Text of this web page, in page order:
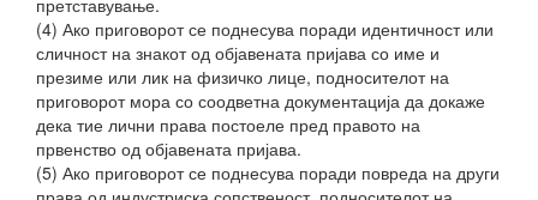
претставување.
(4) Ако приговорот се поднесува поради идентичност или
сличност на знакот од објавената пријава со име и
презиме или лик на физичко лице, подносителот на
приговорот мора со соодветна документација да докаже
дека тие лични права постоеле пред правото на
првенство од објавената пријава.
(5) Ако приговорот се поднесува поради повреда на други